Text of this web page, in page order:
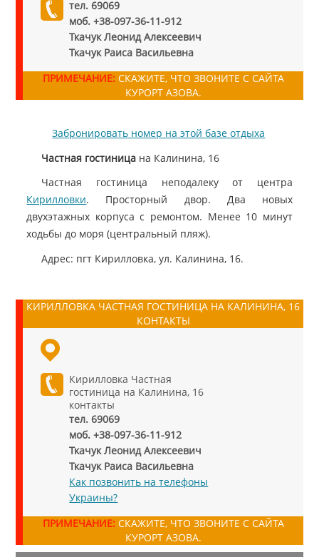
тел. 69069
моб. +38-097-36-11-912
Ткачук Леонид Алексеевич
Ткачук Раиса Васильевна
ПРИМЕЧАНИЕ:СКАЖИТЕ, ЧТО ЗВОНИТЕ С САЙТА
КУРОРТ АЗОВА.
Забронировать номер на этой базе отдыха
Частная гостиница на Калинина, 16
Частная гостиница неподалеку от центра
Кирилловки. Просторный двор. Два новых
двухэтажных корпуса с ремонтом. Менее 10 минут
ходьбы до моря (центральный пляж).
Адрес: пгт Кирилловка, ул. Калинина, 16.
КИРИЛЛОВКА ЧАСТНАЯ ГОСТИНИЦА НА КАЛИНИНА, 16
КОНТАКТЫ
Кирилловка Частная
гостиница на Калинина, 16
контакты
тел. 69069
моб. +38-097-36-11-912
Ткачук Леонид Алексеевич
Ткачук Раиса Васильевна
Как позвонить на телефоны
Украины?
ПРИМЕЧАНИЕ:СКАЖИТЕ, ЧТО ЗВОНИТЕ С САЙТА
КУРОРТ АЗОВА.